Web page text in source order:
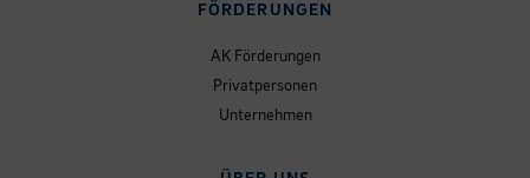
FÖRDERUNGEN
AK Förderungen
Privatpersonen
Unternehmen